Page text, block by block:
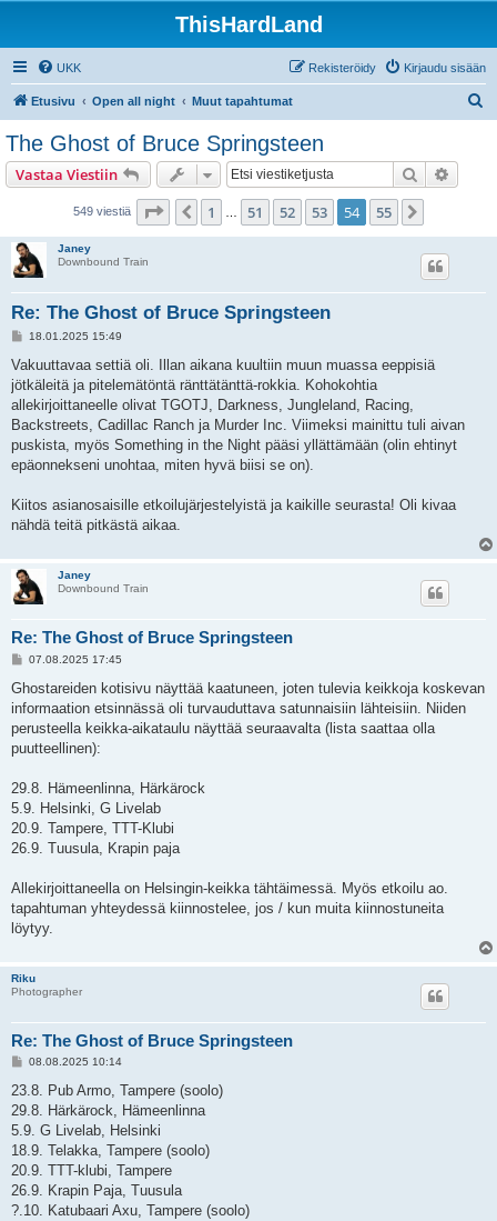
ThisHardLand
UKK Kirjaudu sisään
Rekisteröidy
Etusivu Open all night Muut tapahtumat
The Ghost of Bruce Springsteen
Vastaa Viestiin Etsi
549 viestiä Sivu 54/ 55
Edellinen
1 51 52 53 54 55
Janey
Downbound Train
Re: The Ghost of Bruce Springsteen
V
e
t
i
18.01.2025 15:49
Vakuuttavaa settiä oli. Illan aikana kuultiin muun muassa eeppisiä
jötkäleitä ja pitelemätöntä ränttätänttä-rokkia. Kohokohtia
allekirjoittaneelle olivat TGOTJ, Darkness, Jungleland, Racing,
Backstreets, Cadillac Ranch ja Murder Inc. Viimeksi mainittu tuli aivan
puskista, myös Something in the Night pääsi yllättämään (olin ehtinyt
epäonnekseni unohtaa, miten hyvä biisi se on).
Kiitos asianosaisille etkoilujärjestelyistä ja kaikille seurasta! Oli kivaa
nähdä teitä pitkästä aikaa.
Janey
Downbound Train
Re: The Ghost of Bruce Springsteen
V
e
t
i
07.08.2025 17:45
Ghostareiden kotisivu näyttää kaatuneen, joten tulevia keikkoja koskevan
informaation etsinnässä oli turvauduttava satunnaisiin lähteisiin. Niiden
perusteella keikka-aikataulu näyttää seuraavalta (lista saattaa olla
puutteellinen):
29.8. Hämeenlinna, Härkärock
5.9. Helsinki, G Livelab
20.9. Tampere, TTT-Klubi
26.9. Tuusula, Krapin paja
Allekirjoittaneella on Helsingin-keikka tähtäimessä. Myös etkoilu ao.
tapahtuman yhteydessä kiinnostelee, jos / kun muita kiinnostuneita
löytyy.
Riku
Photographer
Re: The Ghost of Bruce Springsteen
V
e
t
i
08.08.2025 10:14
23.8. Pub Armo, Tampere (soolo)
29.8. Härkärock, Hämeenlinna
5.9. G Livelab, Helsinki
18.9. Telakka, Tampere (soolo)
20.9. TTT-klubi, Tampere
26.9. Krapin Paja, Tuusula
?.10. Katubaari Axu, Tampere (soolo)